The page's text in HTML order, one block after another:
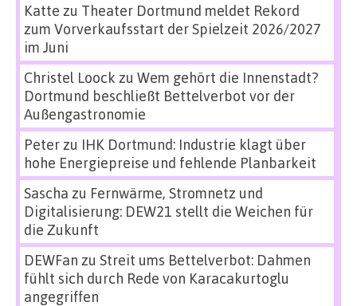
Katte zu Theater Dortmund meldet Rekord
zum Vorverkaufsstart der Spielzeit 2026/2027
im Juni
Christel Loock zu Wem gehört die Innenstadt?
Dortmund beschließt Bettelverbot vor der
Außengastronomie
Peterzu IHK Dortmund: Industrie klagt über
hohe Energiepreise und fehlende Planbarkeit
Sascha zu Fernwärme, Stromnetz und
Digitalisierung: DEW21 stellt die Weichen für
die Zukunft
DEWFan zu Streit ums Bettelverbot: Dahmen
fühlt sich durch Rede von Karacakurtoglu
angegriffen